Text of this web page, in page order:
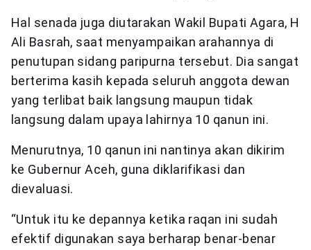
Hal senada juga diutarakan Wakil Bupati Agara, H
Ali Basrah, saat menyampaikan arahannya di
penutupan sidang paripurna tersebut. Dia sangat
berterima kasih kepada seluruh anggota dewan
yang terlibat baik langsung maupun tidak
langsung dalam upaya lahirnya 10 qanun ini.
Menurutnya, 10 qanun ini nantinya akan dikirim
ke Gubernur Aceh, guna diklarifikasi dan
dievaluasi.
“Untuk itu ke depannya ketika raqan ini sudah
efektif digunakan saya berharap benar-benar